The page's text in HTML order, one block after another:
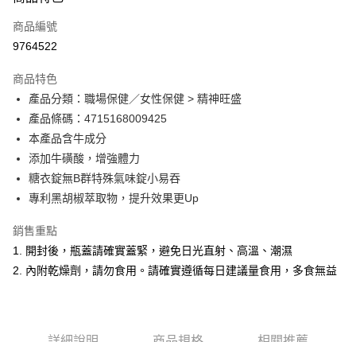
信用卡一次付款
超商取貨付款
Google Pay
ATM付款
運送方式
付款後全家取貨
商品編號
9764522
商品特色
產品分類：職場保健／女性保健 > 精神旺盛
產品條碼：4715168009425
本產品含牛成分
添加牛磺酸，增強體力
糖衣錠無B群特殊氣味錠小易吞
專利黑胡椒萃取物，提升效果更Up
銷售重點
1. 開封後，瓶蓋請確實蓋緊，避免日光直射、高溫、潮濕
2. 內附乾燥劑，請勿食用。請確實遵循每日建議量食用，多食無益